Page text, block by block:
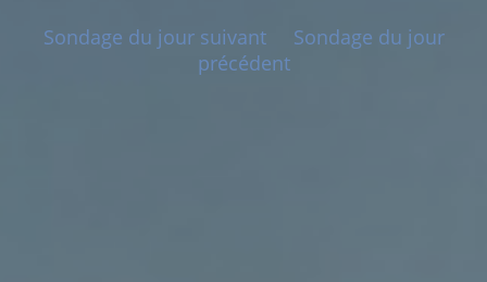
Sondage du jour suivant
Sondage du jour
précédent